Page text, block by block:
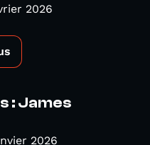
2026
: James
2026